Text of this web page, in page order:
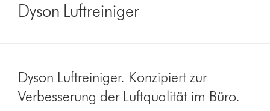
Dyson Luftreiniger
Dyson Luftreiniger. Konzipiert zur
Verbesserung der Luftqualität im Büro.